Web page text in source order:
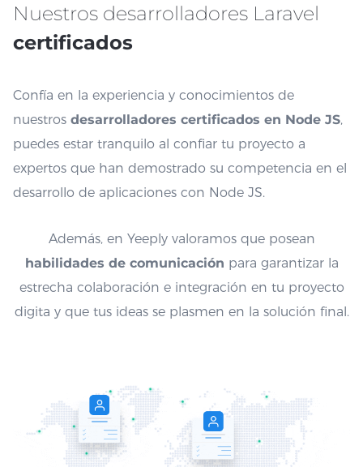
Nuestros desarrolladores Laravel
certificados
Confía en la experiencia y conocimientos de
nuestros desarrolladores certificados en Node JS,
puedes estar tranquilo al confiar tu proyecto a
expertos que han demostrado su competencia en el
desarrollo de aplicaciones con Node JS.
Además, en Yeeply valoramos que posean
habilidades de comunicación para garantizar la
estrecha colaboración e integración en tu proyecto
digita y que tus ideas se plasmen en la solución final.